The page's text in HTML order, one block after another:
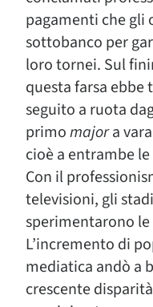
pagamenti che gli
sottobanco per
loro tornei. Sul
questa farsa ebbe
seguito a ruota
primomajora
cioè a entrambe
Con il
televisioni, gli
sperimentarono
L’incremento di
mediatica andò a
crescente